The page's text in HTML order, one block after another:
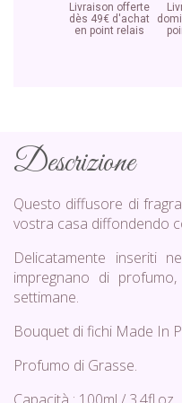
Livraison offerte
dès 49€ d'achat
en point relais
Descrizione
Questo diffusore di
vostra casa diffondendo
Delicatamente inseriti
impregnano di
settimane.
Bouquet di fichi Made In
Profumo di Grasse.